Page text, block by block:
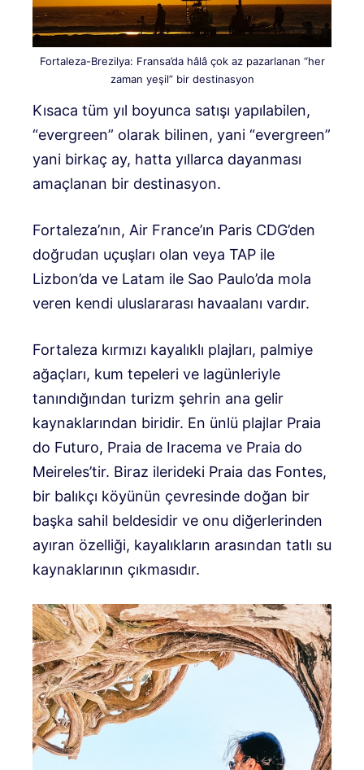
Fortaleza-Brezilya: Fransa’da hâlâ çok az pazarlanan “her
zaman yeşil” bir destinasyon
Kısaca tüm yıl boyunca satışı yapılabilen,
“evergreen” olarak bilinen, yani “evergreen”
yani birkaç ay, hatta yıllarca dayanması
amaçlanan bir destinasyon.
Fortaleza’nın, Air France’ın Paris CDG’den
doğrudan uçuşları olan veya TAP ile
Lizbon’da ve Latam ile Sao Paulo’da mola
veren kendi uluslararası havaalanı vardır.
Fortaleza kırmızı kayalıklı plajları, palmiye
ağaçları, kum tepeleri ve lagünleriyle
tanındığından turizm şehrin ana gelir
kaynaklarından biridir. En ünlü plajlar Praia
do Futuro, Praia de Iracema ve Praia do
Meireles’tir. Biraz ilerideki Praia das Fontes,
bir balıkçı köyünün çevresinde doğan bir
başka sahil beldesidir ve onu diğerlerinden
ayıran özelliği, kayalıkların arasından tatlı su
kaynaklarının çıkmasıdır.